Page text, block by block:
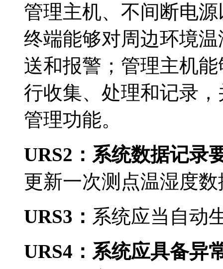
管理主机、不间断电
终端能够对周边环境
送和报警；管理主机
行收集、处理和记录
管理功能。
URS2 ：系统数据记录
更新一次测点温湿度
URS3 ： 系统应当自动
URS4 ：系统应具备异